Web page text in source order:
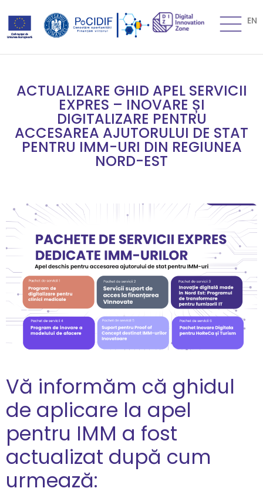
EN
ACTUALIZARE GHID APEL SERVICII
EXPRES – INOVARE ȘI
DIGITALIZARE PENTRU
ACCESAREA AJUTORULUI DE STAT
PENTRU IMM-URI DIN REGIUNEA
NORD-EST
Vă informăm că ghidul
de aplicare la apel
pentru IMM a fost
actualizat după cum
urmează: